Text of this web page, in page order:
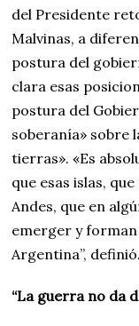
del Presidente
Malvinas, a
postura del
clara esas
postura del
soberanía» sobre
tierras». «Es
que esas islas,
Andes, que en
emerger y forman
Argentina”, definió.
“La guerra no da